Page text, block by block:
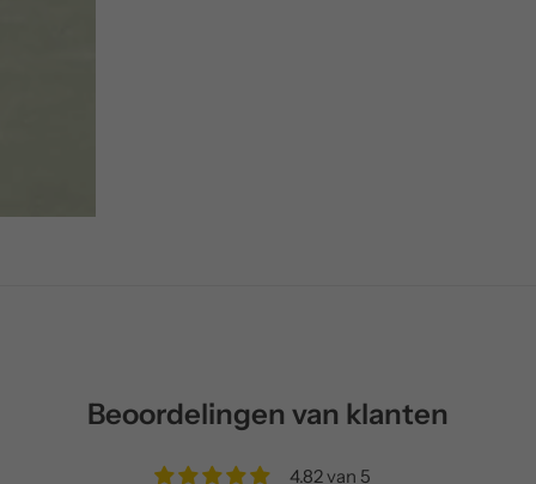
Beoordelingen van klanten
4.82 van 5